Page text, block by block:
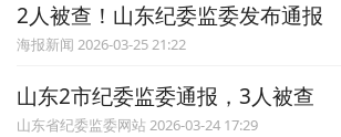
2人被查！山东纪委监委发布通报
海报新闻 2026-03-25 21:22
山东2市纪委监委通报，3人被查
山东省纪委监委网站 2026-03-24 17:29